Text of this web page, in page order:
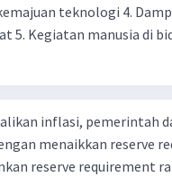
teknologi 4.
5. Kegiatan manusia di
modernisasi 6. Contoh
pendidikan terhadap
kesalahan
8. arti dari globalisasi 9.
dalam pengelolaan
inflasi, pemerintah
menaikkan reserve
reserve requirement